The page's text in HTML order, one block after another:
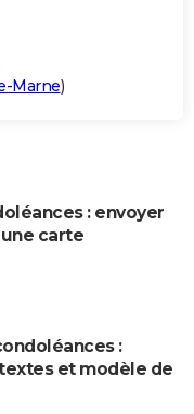
Marne)
: envoyer
carte
:
et modèle de